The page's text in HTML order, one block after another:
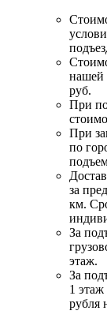
нашей
руб.
При
При
по
за
км.
За
этаж.
За
1
рубля